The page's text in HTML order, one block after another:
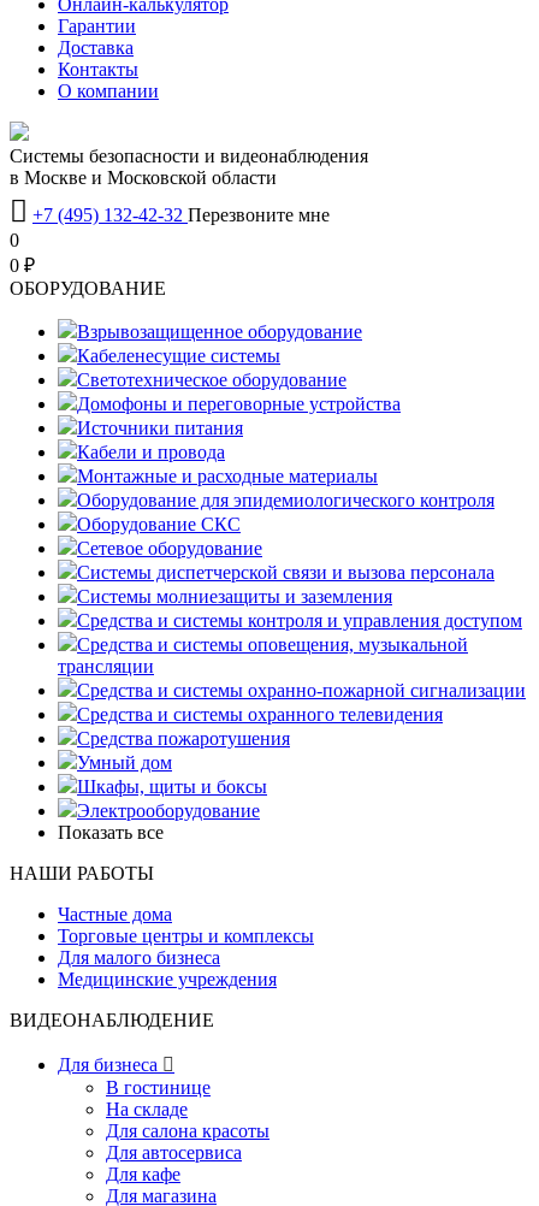
Онлайн-калькулятор
Гарантии
Доставка
Контакты
О компании
Системы безопасности и видеонаблюдения
в Москве и Московской области
 +7 (495) 132-42-32 Перезвоните мне
0
0 ₽
OБОРУДОВАНИЕ
Взрывозащищенное оборудование
Кабеленесущие системы
Светотехническое оборудование
Домофоны и переговорные устройства
Источники питания
Кабели и провода
Монтажные и расходные материалы
Оборудование для эпидемиологического контроля
Оборудование СКС
Сетевое оборудование
Системы диспетчерской связи и вызова персонала
Системы молниезащиты и заземления
Средства и системы контроля и управления доступом
Средства и системы оповещения, музыкальной
трансляции
Средства и системы охранно-пожарной сигнализации
Средства и системы охранного телевидения
Средства пожаротушения
Умный дом
Шкафы, щиты и боксы
Электрооборудование
Показать все
НАШИ РАБОТЫ
Частные дома
Торговые центры и комплексы
Для малого бизнеса
Медицинские учреждения
ВИДЕОНАБЛЮДЕНИЕ
Для бизнеса 
В гостинице
На складе
Для салона красоты
Для автосервиса
Для кафе
Для магазина